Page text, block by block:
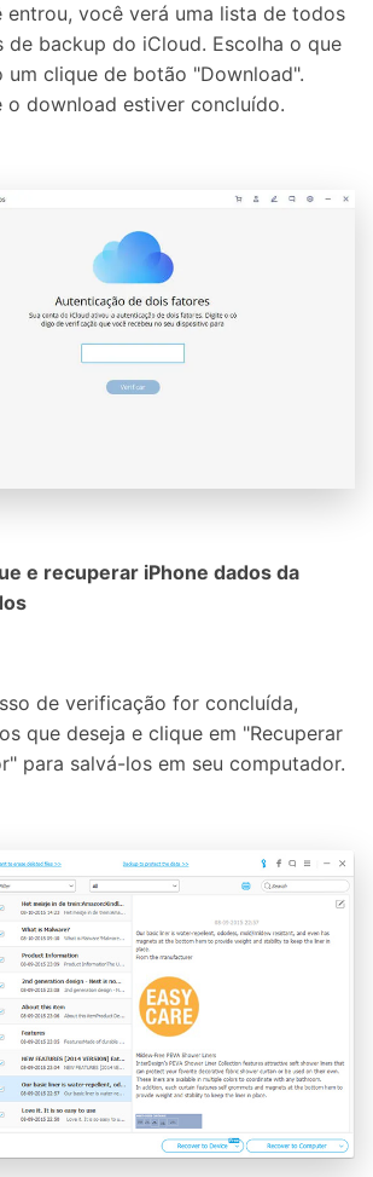
entrou, você verá uma lista de todos
de backup do iCloud. Escolha o que
um clique de botão "Download".
o download estiver concluído.
e recuperar iPhone dados da
de verificação for concluída,
que deseja e clique em "Recuperar
para salvá-los em seu computador.